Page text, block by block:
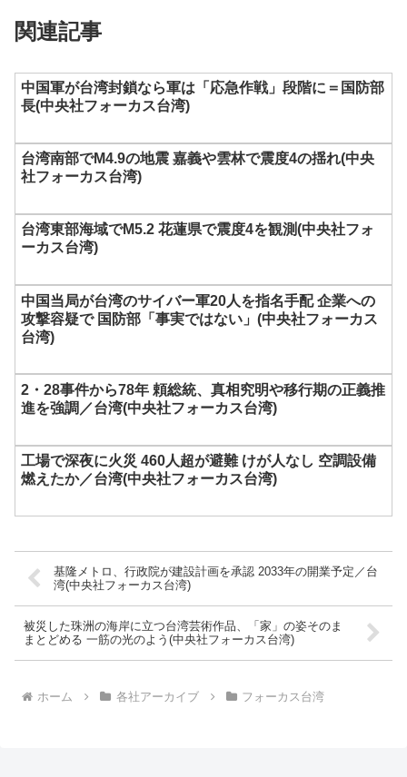
関連記事
中国軍が台湾封鎖なら軍は「応急作戦」段階に＝国防部
長(中央社フォーカス台湾)
台湾南部でM4.9の地震 嘉義や雲林で震度4の揺れ(中央
社フォーカス台湾)
台湾東部海域でM5.2 花蓮県で震度4を観測(中央社フォ
ーカス台湾)
中国当局が台湾のサイバー軍20人を指名手配 企業への
攻撃容疑で 国防部「事実ではない」(中央社フォーカス
台湾)
2・28事件から78年 頼総統、真相究明や移行期の正義推
進を強調／台湾(中央社フォーカス台湾)
工場で深夜に火災 460人超が避難 けが人なし 空調設備
燃えたか／台湾(中央社フォーカス台湾)
基隆メトロ、行政院が建設計画を承認 2033年の開業予定／台
湾(中央社フォーカス台湾)
被災した珠洲の海岸に立つ台湾芸術作品、「家」の姿そのま
まとどめる 一筋の光のよう(中央社フォーカス台湾)
ホーム 各社アーカイブ フォーカス台湾